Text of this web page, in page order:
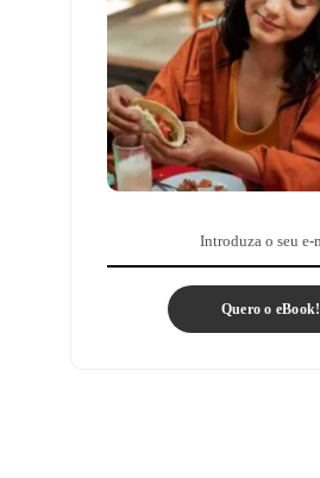
Quero o eBook!